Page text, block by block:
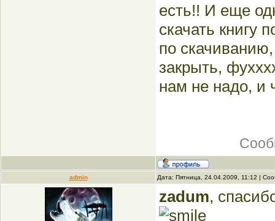
есть!! И еще
скачать книгу
по
закрыть,
нам не надо, и
admin Дата: Пятница, 24.04.2009, 11:12 |
zadum,